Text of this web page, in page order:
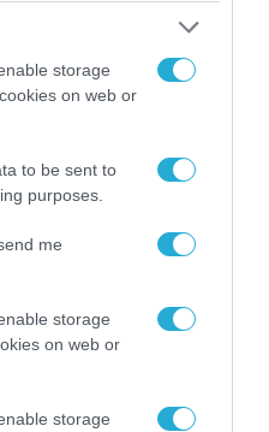
storage
on web or
to be sent to
purposes.
me
storage
on web or
storage
Σωματείου
του OPEN